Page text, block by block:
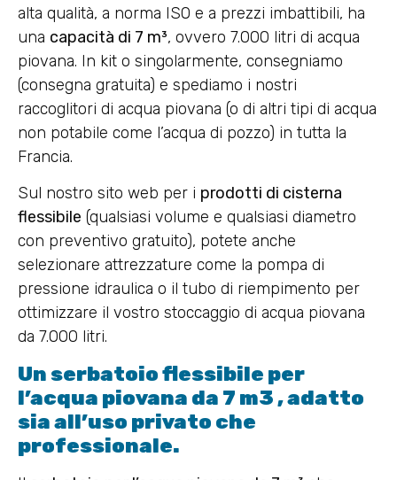
alta qualità, a norma ISO e a prezzi imbattibili, ha
una capacità di 7 m³, ovvero 7.000 litri di acqua
piovana. In kit o singolarmente, consegniamo
(consegna gratuita) e spediamo i nostri
raccoglitori di acqua piovana (o di altri tipi di acqua
non potabile come l’acqua di pozzo) in tutta la
Francia.
Sul nostro sito web per i prodotti di cisterna
flessibile (qualsiasi volume e qualsiasi diametro
con preventivo gratuito), potete anche
selezionare attrezzature come la pompa di
pressione idraulica o il tubo di riempimento per
ottimizzare il vostro stoccaggio di acqua piovana
da 7.000 litri.
Un serbatoio flessibile per
l’acqua piovana da 7 m3 , adatto
sia all’uso privato che
professionale.